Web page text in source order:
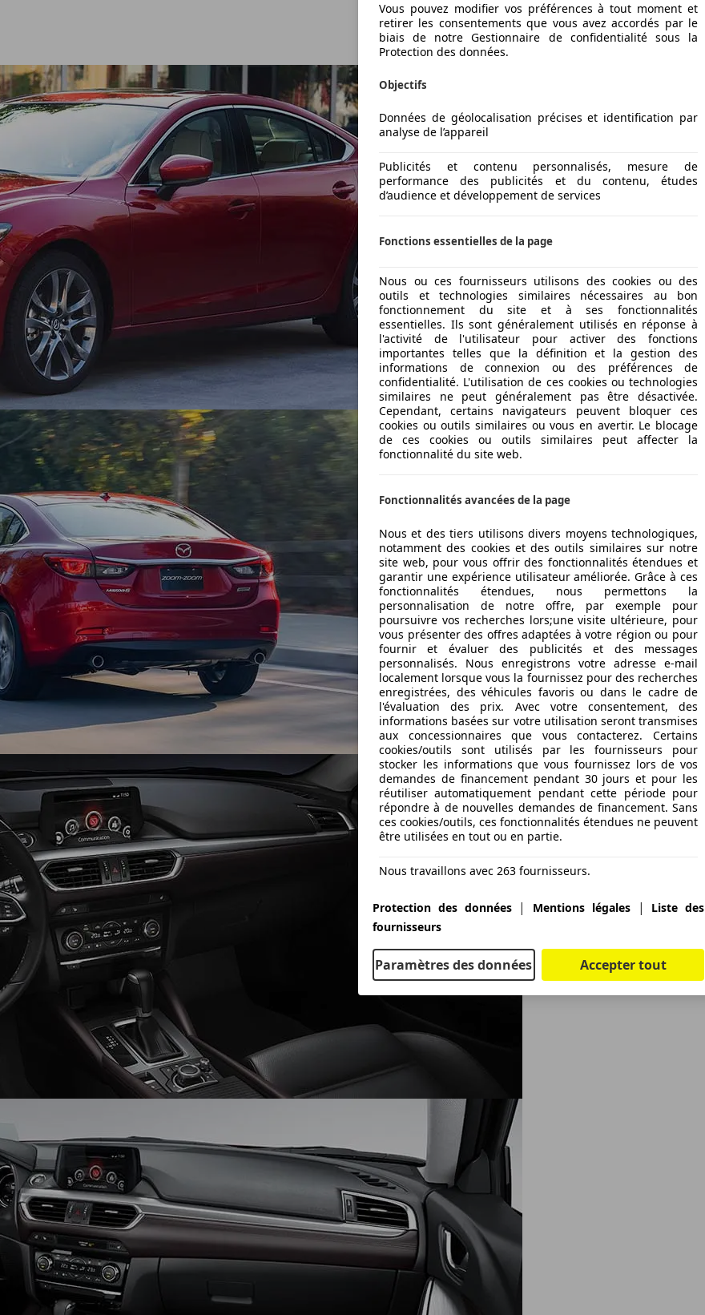
Vous pouvez modifier vos préférences à tout moment et
retirer les consentements que vous avez accordés par le
biais de notre Gestionnaire de confidentialité sous la
Protection des données.
Objectifs
Données de géolocalisation précises et identification par
analyse de l’appareil
Publicités et contenu personnalisés, mesure de
performance des publicités et du contenu, études
d’audience et développement de services
Fonctions essentielles de la page
Nous ou ces fournisseurs utilisons des cookies ou des
outils et technologies similaires nécessaires au bon
fonctionnement du site et à ses fonctionnalités
essentielles. Ils sont généralement utilisés en réponse à
l'activité de l'utilisateur pour activer des fonctions
importantes telles que la définition et la gestion des
informations de connexion ou des préférences de
confidentialité. L'utilisation de ces cookies ou technologies
similaires ne peut généralement pas être désactivée.
Cependant, certains navigateurs peuvent bloquer ces
cookies ou outils similaires ou vous en avertir. Le blocage
de ces cookies ou outils similaires peut affecter la
fonctionnalité du site web.
Fonctionnalités avancées de la page
Nous et des tiers utilisons divers moyens technologiques,
notamment des cookies et des outils similaires sur notre
site web, pour vous offrir des fonctionnalités étendues et
garantir une expérience utilisateur améliorée. Grâce à ces
fonctionnalités étendues, nous permettons la
personnalisation de notre offre, par exemple pour
poursuivre vos recherches lors;une visite ultérieure, pour
vous présenter des offres adaptées à votre région ou pour
fournir et évaluer des publicités et des messages
personnalisés. Nous enregistrons votre adresse e-mail
localement lorsque vous la fournissez pour des recherches
enregistrées, des véhicules favoris ou dans le cadre de
l'évaluation des prix. Avec votre consentement, des
informations basées sur votre utilisation seront transmises
aux concessionnaires que vous contacterez. Certains
cookies/outils sont utilisés par les fournisseurs pour
stocker les informations que vous fournissez lors de vos
demandes de financement pendant 30 jours et pour les
réutiliser automatiquement pendant cette période pour
répondre à de nouvelles demandes de financement. Sans
ces cookies/outils, ces fonctionnalités étendues ne peuvent
être utilisées en tout ou en partie.
Nous travaillons avec 263 fournisseurs.
Protection des données| Mentions légales|
Liste des
fournisseurs
Paramètres des données Accepter tout